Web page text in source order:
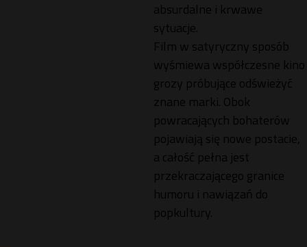
absurdalne i krwawe
sytuacje.
Film w satyryczny sposób
wyśmiewa współczesne kino
grozy próbujące odświeżyć
znane marki. Obok
powracających bohaterów
pojawiają się nowe postacie,
a całość pełna jest
przekraczającego granice
humoru i nawiązań do
popkultury.